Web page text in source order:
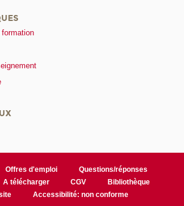
formation
Offres d'emploi
Questions/réponses
A télécharger CGV
Bibliothèque
Accessibilité: non conforme